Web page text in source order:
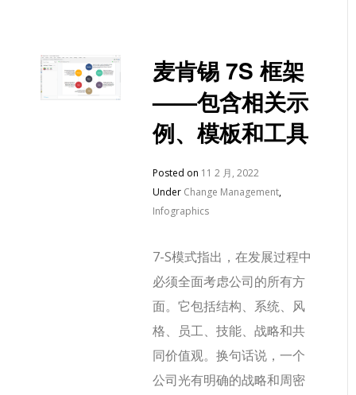
麦肯锡 7S 框架
——包含相关示
例、模板和工具
Posted on 11 2 月, 2022
Under Change Management,
Infographics
7-S模式指出，在发展过程中
必须全面考虑公司的所有方
面。它包括结构、系统、风
格、员工、技能、战略和共
同价值观。换句话说，一个
公司光有明确的战略和周密